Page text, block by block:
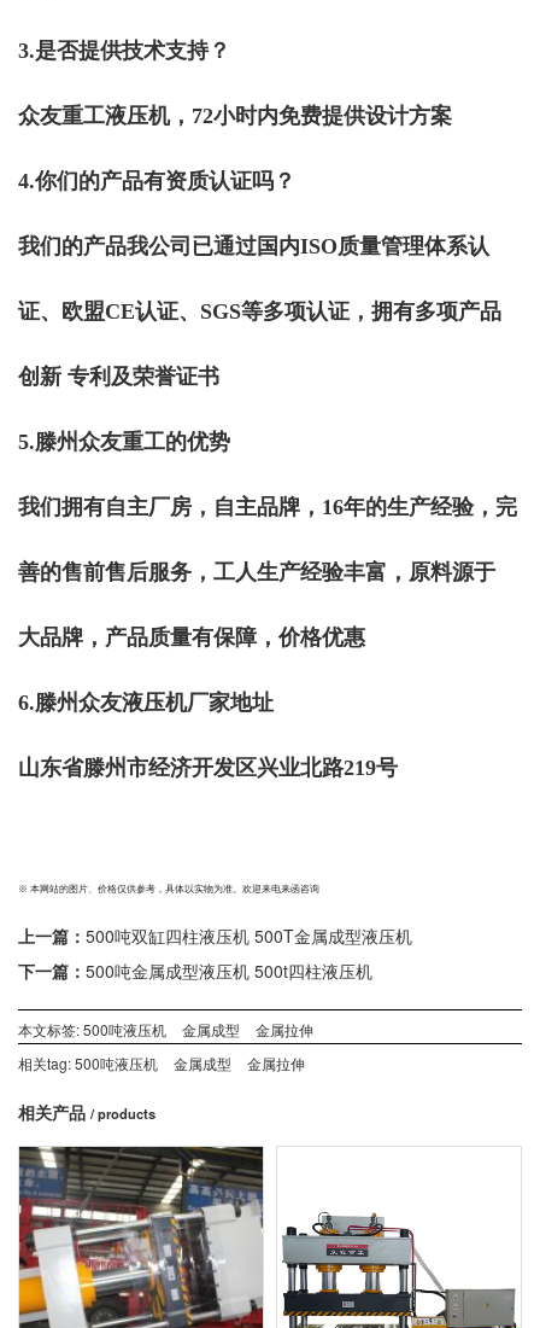
3.是否提供技术支持？
众友重工液压机，72小时内免费提供设计方案
4.你们的产品有资质认证吗？
我们的产品我公司已通过国内ISO质量管理体系认
证、欧盟CE认证、SGS等多项认证，拥有多项产品
创新 专利及荣誉证书
5.滕州众友重工的优势
我们拥有自主厂房，自主品牌，16年的生产经验，完
善的售前售后服务，工人生产经验丰富，原料源于
大品牌，产品质量有保障，价格优惠
6.滕州众友液压机厂家地址
山东省滕州市经济开发区兴业北路219号
※ 本网站的图片、价格仅供参考，具体以实物为准。欢迎来电来函咨询
上一篇： 500吨双缸四柱液压机 500T金属成型液压机
下一篇： 500吨金属成型液压机 500t四柱液压机
本文标签:500吨液压机 金属成型
金属拉伸
相关tag:500吨液压机 金属成型 金属拉伸
相关产品 / products